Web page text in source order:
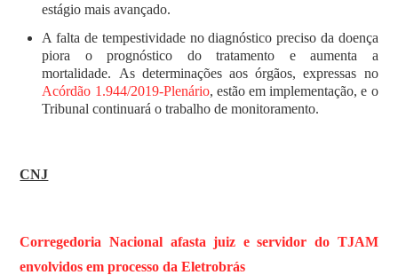
estágio mais avançado.
A falta de tempestividade no diagnóstico preciso da doença
piora o prognóstico do tratamento e aumenta a
mortalidade. As determinações aos órgãos, expressas no
Acórdão 1.944/2019-Plenário, estão em implementação, e o
Tribunal continuará o trabalho de monitoramento.
CNJ
Corregedoria Nacional afasta juiz e servidor do TJAM
envolvidos em processo da Eletrobrás